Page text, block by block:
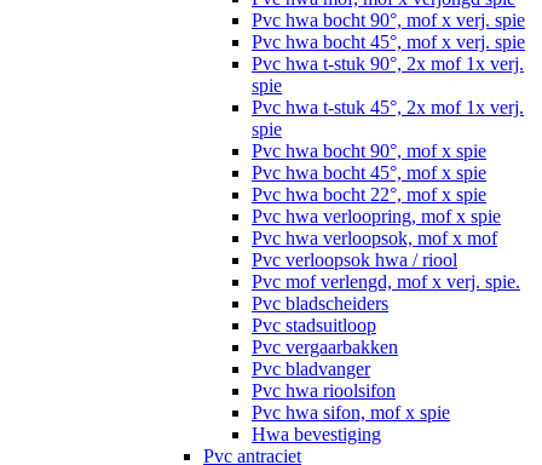
Pvc hwa bocht 90°, mof x verj. spie
Pvc hwa bocht 45°, mof x verj. spie
Pvc hwa t-stuk 90°, 2x mof 1x verj.
spie
Pvc hwa t-stuk 45°, 2x mof 1x verj.
spie
Pvc hwa bocht 90°, mof x spie
Pvc hwa bocht 45°, mof x spie
Pvc hwa bocht 22°, mof x spie
Pvc hwa verloopring, mof x spie
Pvc hwa verloopsok, mof x mof
Pvc verloopsok hwa / riool
Pvc mof verlengd, mof x verj. spie.
Pvc bladscheiders
Pvc stadsuitloop
Pvc vergaarbakken
Pvc bladvanger
Pvc hwa rioolsifon
Pvc hwa sifon, mof x spie
Hwa bevestiging
Pvc antraciet